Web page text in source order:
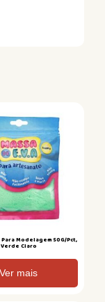
Para Modelagem 50G/Pct,
Verde Claro
Ver mais